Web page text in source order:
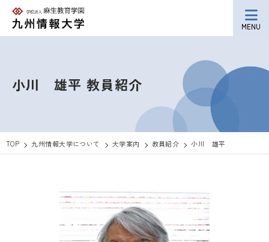
MENU
小川 雄平 教員紹介
TOP 九州情報大学について 大学案内 教員紹介 小川 雄平